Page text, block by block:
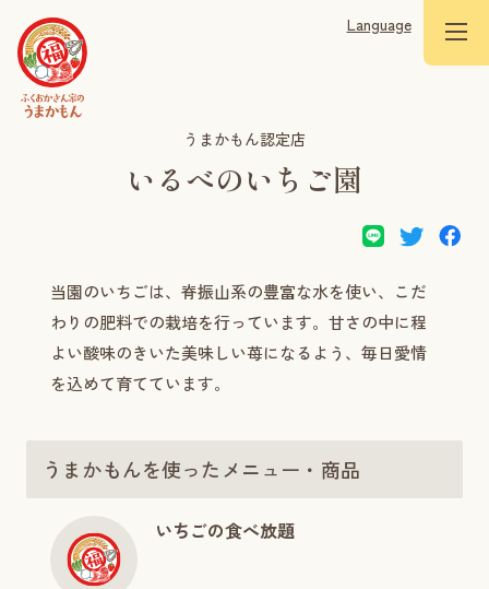
Language
うまかもん認定店
いるべのいちご園
当園のいちごは、脊振山系の豊富な水を使い、こだ
わりの肥料での栽培を行っています。甘さの中に程
よい酸味のきいた美味しい苺になるよう、毎日愛情
を込めて育てています。
うまかもんを使ったメニュー・商品
いちごの食べ放題